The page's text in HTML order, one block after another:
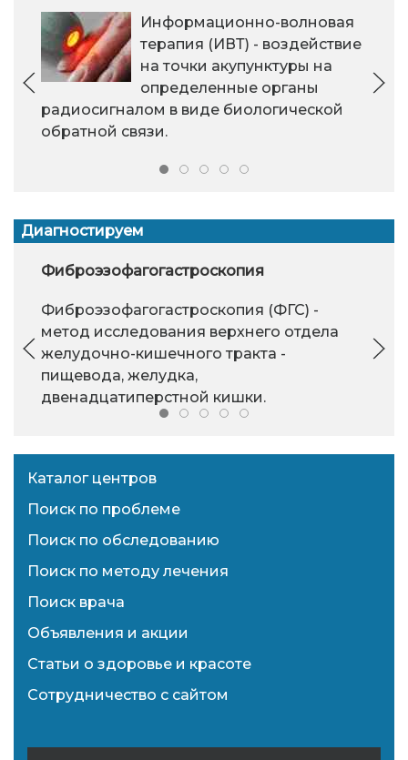
Информационно-волновая
терапия (ИВТ) - воздействие
на точки акупунктуры на
определенные органы
радиосигналом в виде биологической
обратной связи.
Диагностируем
Фиброэзофагогастроскопия
Фиброэзофагогастроскопия (ФГС) -
метод исследования верхнего отдела
желудочно-кишечного тракта -
пищевода, желудка,
двенадцатиперстной кишки.
Каталог центров
Поиск по проблеме
Поиск по обследованию
Поиск по методу лечения
Поиск врача
Объявления и акции
Статьи о здоровье и красоте
Сотрудничество с сайтом